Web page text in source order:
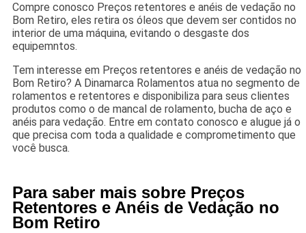
Compre conosco Preços retentores e anéis de vedação no
Bom Retiro, eles retira os óleos que devem ser contidos no
interior de uma máquina, evitando o desgaste dos
equipemntos.
Tem interesse em Preços retentores e anéis de vedação no
Bom Retiro? A Dinamarca Rolamentos atua no segmento de
rolamentos e retentores e disponibiliza para seus clientes
produtos como o de mancal de rolamento, bucha de aço e
anéis para vedação. Entre em contato conosco e alugue já o
que precisa com toda a qualidade e comprometimento que
você busca.
Para saber mais sobre Preços
Retentores e Anéis de Vedação no
Bom Retiro